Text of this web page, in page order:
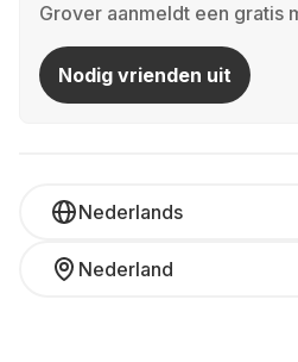
Grover aanmeldt een gratis
Nodig vrienden uit
Nederlands
Nederland